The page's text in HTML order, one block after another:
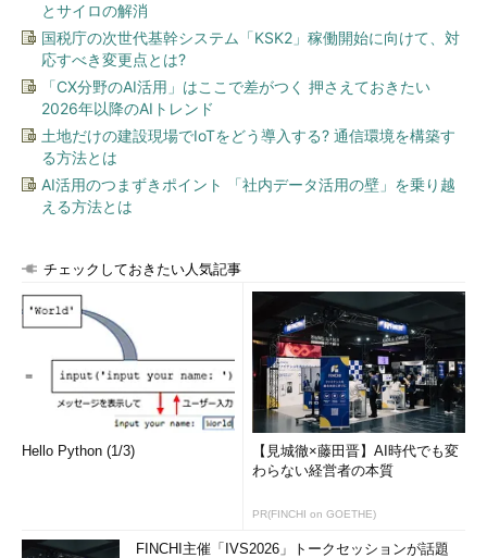
とサイロの解消
国税庁の次世代基幹システム「KSK2」稼働開始に向けて、対
応すべき変更点とは?
「CX分野のAI活用」はここで差がつく 押さえておきたい
2026年以降のAIトレンド
土地だけの建設現場でIoTをどう導入する? 通信環境を構築す
る方法とは
AI活用のつまずきポイント 「社内データ活用の壁」を乗り越
える方法とは
チェックしておきたい人気記事
Hello Python (1/3)
【見城徹×藤田晋】AI時代でも変
わらない経営者の本質
PR(FINCHI on GOETHE)
FINCHI主催「IVS2026」トークセッションが話題